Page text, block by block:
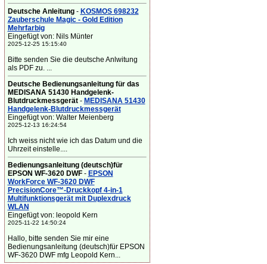
Deutsche Anleitung- KOSMOS 698232
Zauberschule Magic - Gold Edition
Mehrfarbig
Eingefügt von: Nils Münter
2025-12-25 15:15:40
Bitte senden Sie die deutsche Anlwitung
als PDF zu. ...
Deutsche Bedienungsanleitung für das
MEDISANA 51430 Handgelenk-
Blutdruckmessgerät- MEDISANA 51430
Handgelenk-Blutdruckmessgerät
Eingefügt von: Walter Meienberg
2025-12-13 16:24:54
Ich weiss nicht wie ich das Datum und die
Uhrzeit einstelle....
Bedienungsanleitung (deutsch)für
EPSON WF-3620 DWF- EPSON
WorkForce WF-3620 DWF
PrecisionCore™-Druckkopf 4-in-1
Multifunktionsgerät mit Duplexdruck
WLAN
Eingefügt von: leopold Kern
2025-11-22 14:50:24
Hallo, bitte senden Sie mir eine
Bedienungsanleitung (deutsch)für EPSON
WF-3620 DWF mfg Leopold Kern...